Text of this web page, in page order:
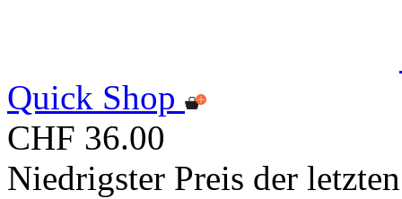
Quick Shop
CHF 36.00
Niedrigster Preis der